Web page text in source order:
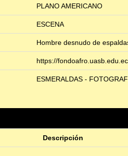
PLANO AMERICANO
ESCENA
Hombre desnudo de
https://
ESMERALDAS -
Descripción